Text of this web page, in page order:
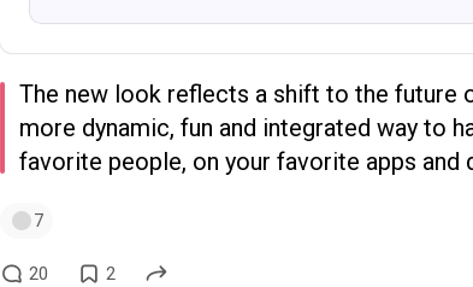
The new look reflects a shift to the future
more dynamic, fun and integrated way to
favorite people, on your favorite apps and
7
20 2